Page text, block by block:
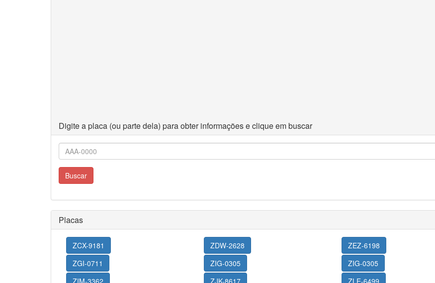
Digite a placa (ou parte dela) para obter informações e clique em buscar
Buscar
Placas
ZCX-9181 ZDW-2628 ZEZ-6198
ZGI-0711
ZIG-0305 ZIG-0305
ZIM-3362
ZJK-8617 ZLE-6499